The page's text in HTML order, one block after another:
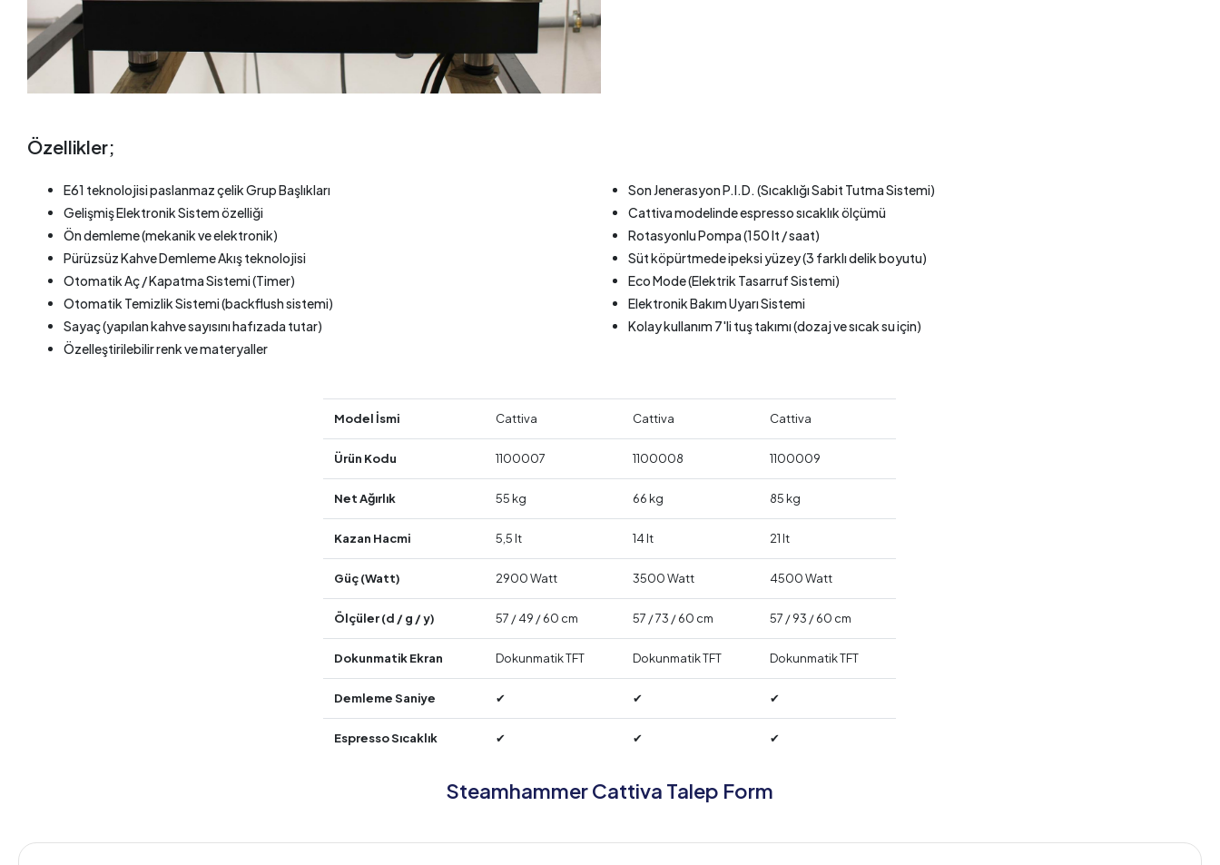
Özellikler;
E61 teknolojisi paslanmaz çelik Grup Başlıkları
Son Jenerasyon P.I.D. (Sıcaklığı Sabit Tutma Sistemi)
Gelişmiş Elektronik Sistem özelliği
Cattiva modelinde espresso sıcaklık ölçümü
Ön demleme (mekanik ve elektronik)
Rotasyonlu Pompa (150 lt / saat)
Pürüzsüz Kahve Demleme Akış teknolojisi
Süt köpürtmede ipeksi yüzey (3 farklı delik boyutu)
Otomatik Aç / Kapatma Sistemi (Timer)
Eco Mode (Elektrik Tasarruf Sistemi)
Otomatik Temizlik Sistemi (backflush sistemi)
Elektronik Bakım Uyarı Sistemi
Sayaç (yapılan kahve sayısını hafızada tutar)
Kolay kullanım 7'li tuş takımı (dozaj ve sıcak su için)
Özelleştirilebilir renk ve materyaller
Model İsmi Cattiva Cattiva Cattiva
Ürün Kodu 1100007 1100008 1100009
Net Ağırlık 55 kg 66 kg 85 kg
Kazan Hacmi 5,5 lt 14 lt 21 lt
Güç (Watt) 2900 Watt 3500 Watt 4500 Watt
Ölçüler (d / g / y) 57 / 49 / 60 cm 57 / 73 / 60 cm 57 / 93 / 60 cm
Dokunmatik Ekran Dokunmatik TFT Dokunmatik TFT Dokunmatik TFT
Demleme Saniye ✔ ✔ ✔
Espresso Sıcaklık ✔ ✔ ✔
Steamhammer Cattiva Talep Form